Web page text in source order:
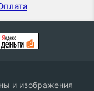
и изображения